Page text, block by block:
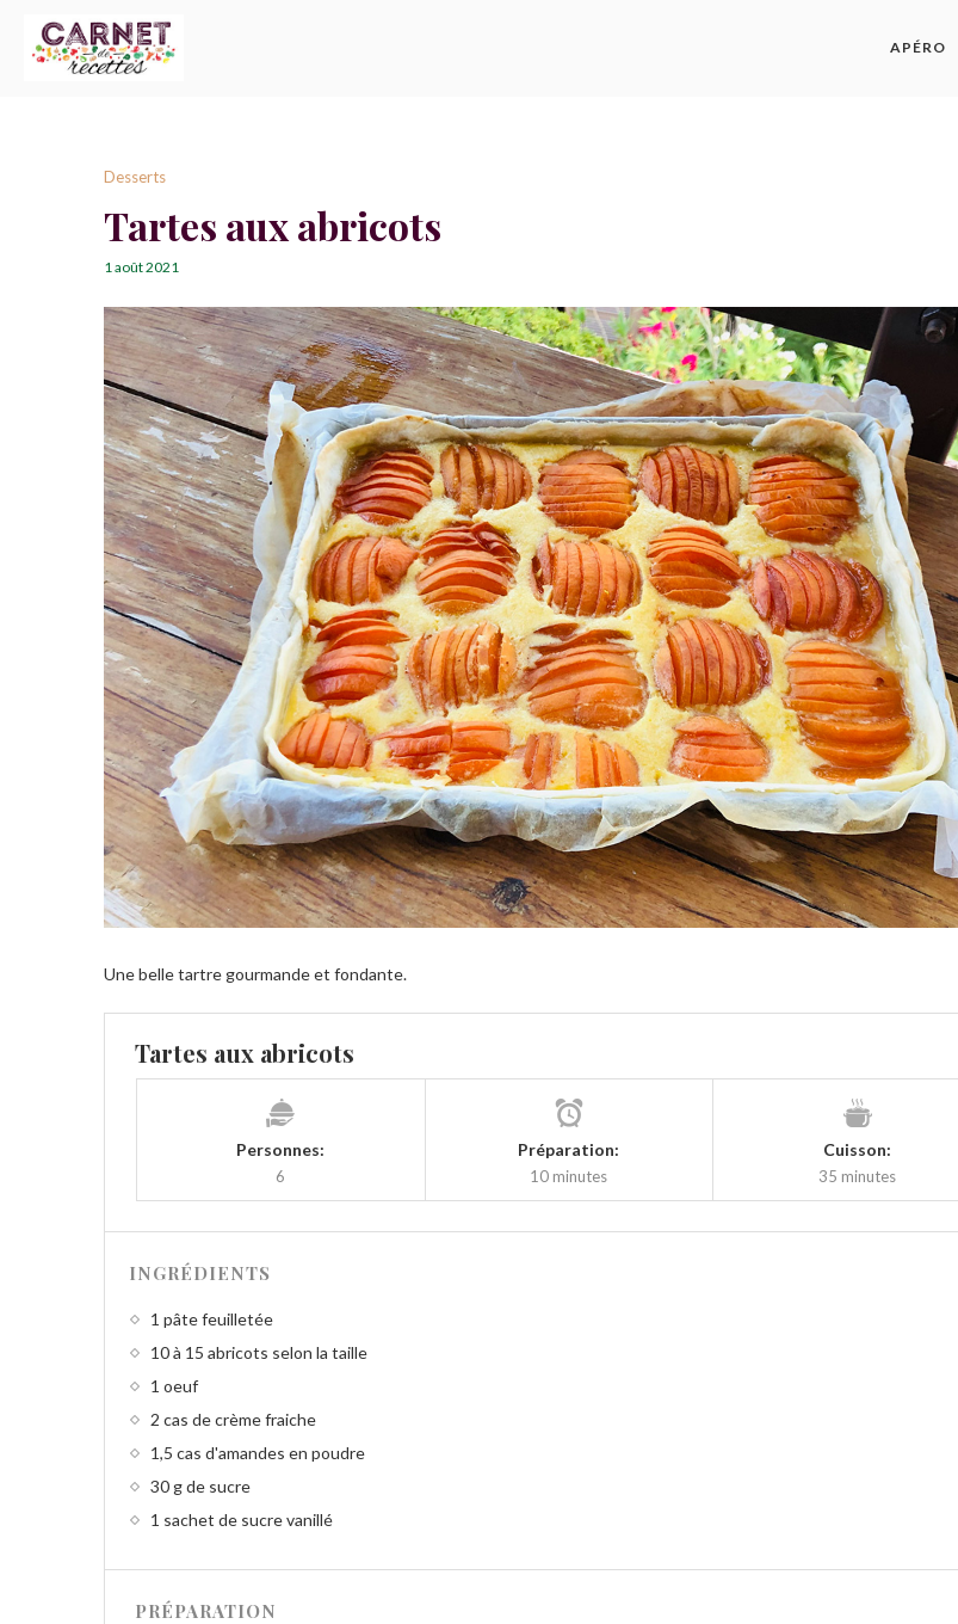
APÉRO
Desserts
Tartes aux abricots
1 août 2021
Une belle tartre gourmande et fondante.
Tartes aux abricots
Personnes:
6
Préparation:
10 minutes
Cuisson:
35 minutes
INGRÉDIENTS
1 pâte feuilletée
10 à 15 abricots selon la taille
1 oeuf
2 cas de crème fraiche
1,5 cas d'amandes en poudre
30 g de sucre
1 sachet de sucre vanillé
PRÉPARATION